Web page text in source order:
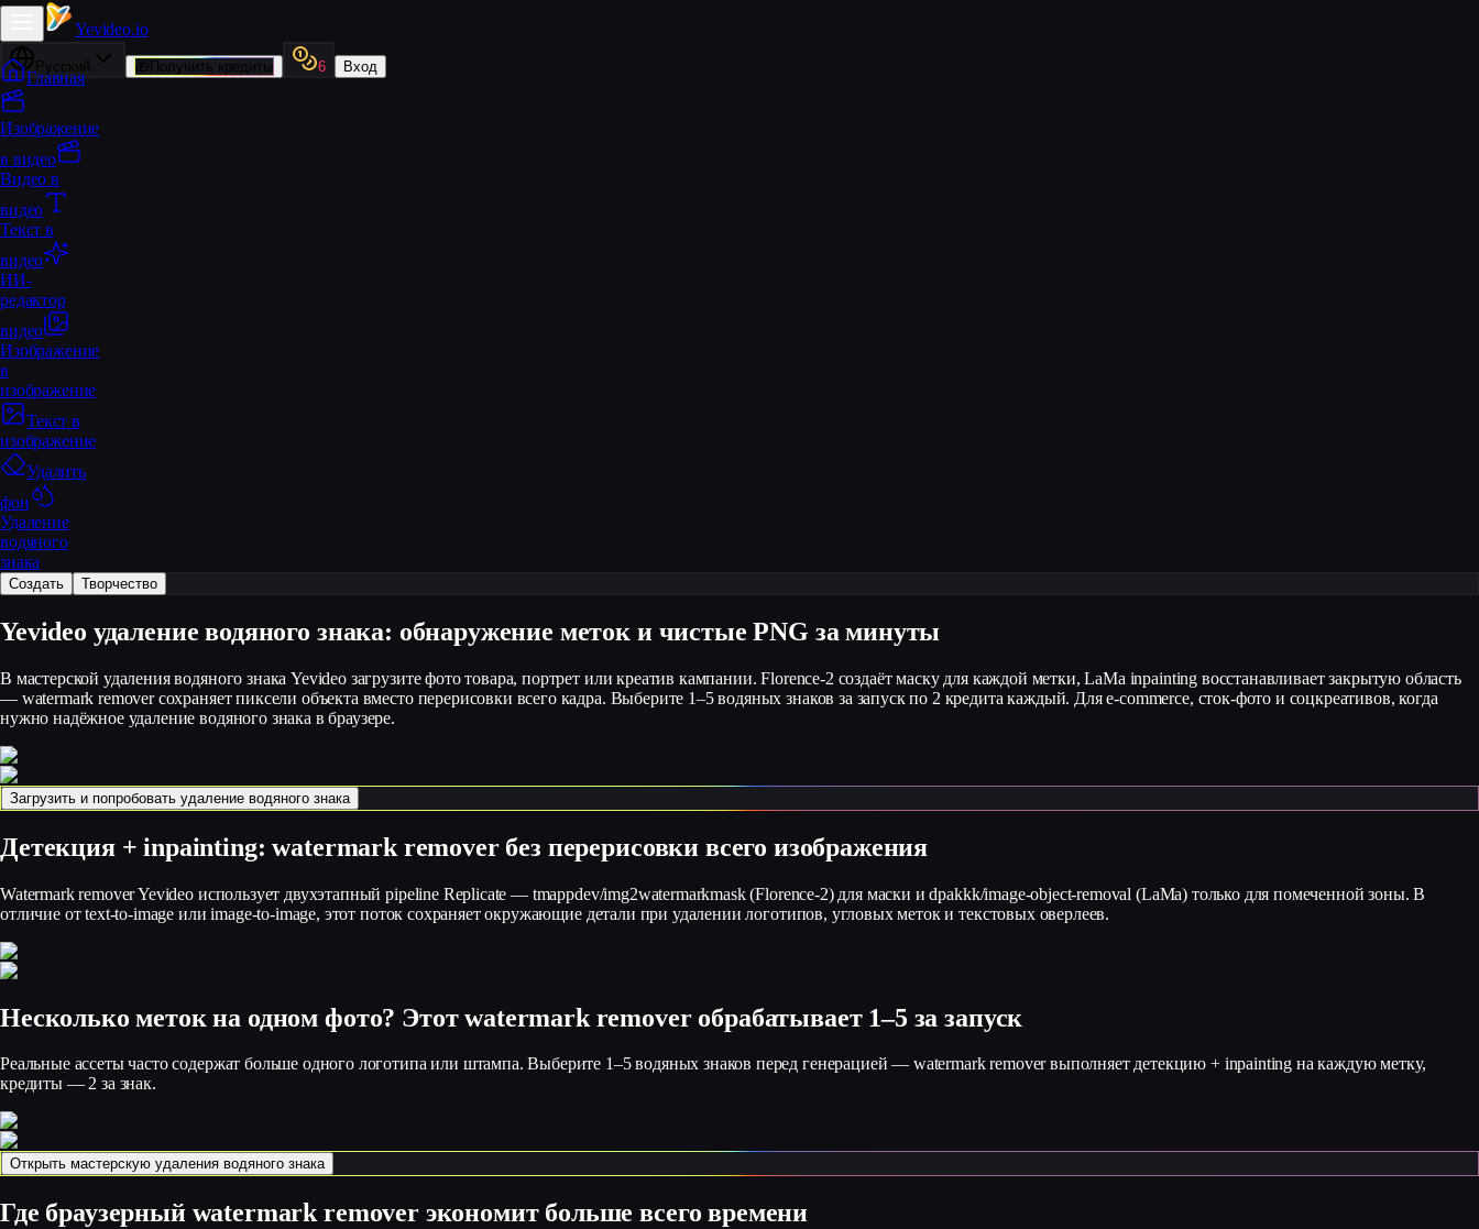
Yevideo.io
Русский 🎁Получить кредиты 6 Вход
Главная
Изображение
в видео
Видео в
видео
Текст в
видео
ИИ-
редактор
видео
Изображение
в
изображение
Текст в
изображение
Удалить
фон
Удаление
водяного
знака
Создать Творчество
Yevideo удаление водяного знака: обнаружение меток и чистые PNG за минуты
В мастерской удаления водяного знака Yevideo загрузите фото товара, портрет или креатив кампании. Florence-2 создаёт маску для каждой метки, LaMa inpainting восстанавливает закрытую область
— watermark remover сохраняет пиксели объекта вместо перерисовки всего кадра. Выберите 1–5 водяных знаков за запуск по 2 кредита каждый. Для e-commerce, сток-фото и соцкреативов, когда
нужно надёжное удаление водяного знака в браузере.
Загрузить и попробовать удаление водяного знака
Детекция + inpainting: watermark remover без перерисовки всего изображения
Watermark remover Yevideo использует двухэтапный pipeline Replicate — tmappdev/img2watermarkmask (Florence-2) для маски и dpakkk/image-object-removal (LaMa) только для помеченной зоны. В
отличие от text-to-image или image-to-image, этот поток сохраняет окружающие детали при удалении логотипов, угловых меток и текстовых оверлеев.
Несколько меток на одном фото? Этот watermark remover обрабатывает 1–5 за запуск
Реальные ассеты часто содержат больше одного логотипа или штампа. Выберите 1–5 водяных знаков перед генерацией — watermark remover выполняет детекцию + inpainting на каждую метку,
кредиты — 2 за знак.
Открыть мастерскую удаления водяного знака
Где браузерный watermark remover экономит больше всего времени